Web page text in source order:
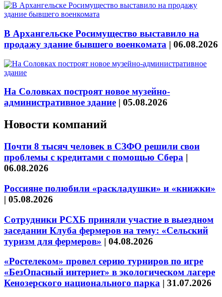
В Архангельске Росимущество выставило на
продажу здание бывшего военкомата | 06.08.2026
На Соловках построят новое музейно-
административное здание | 05.08.2026
Новости компаний
Почти 8 тысяч человек в СЗФО решили свои
проблемы с кредитами с помощью Сбера |
06.08.2026
Россияне полюбили «раскладушки» и «книжки»
| 05.08.2026
Сотрудники РСХБ приняли участие в выездном
заседании Клуба фермеров на тему: «Сельский
туризм для фермеров» | 04.08.2026
«Ростелеком» провел серию турниров по игре
«БезОпасный интернет» в экологическом лагере
Кенозерского национального парка | 31.07.2026